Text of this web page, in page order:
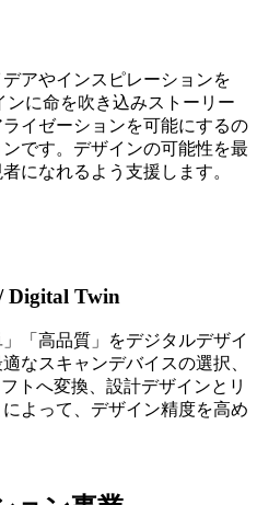
アやインスピレーションを
に命を吹き込みストーリー
イゼーションを可能にするの
です。デザインの可能性を最
になれるよう支援します。
Digital Twin
「高品質」をデジタルデザイ
なスキャンデバイスの選択、
トへ変換、設計デザインとリ
よって、デザイン精度を高め